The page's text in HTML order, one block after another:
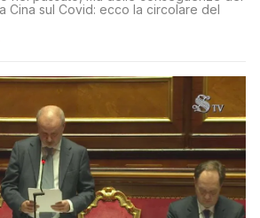
Cina sul Covid: ecco la circolare del